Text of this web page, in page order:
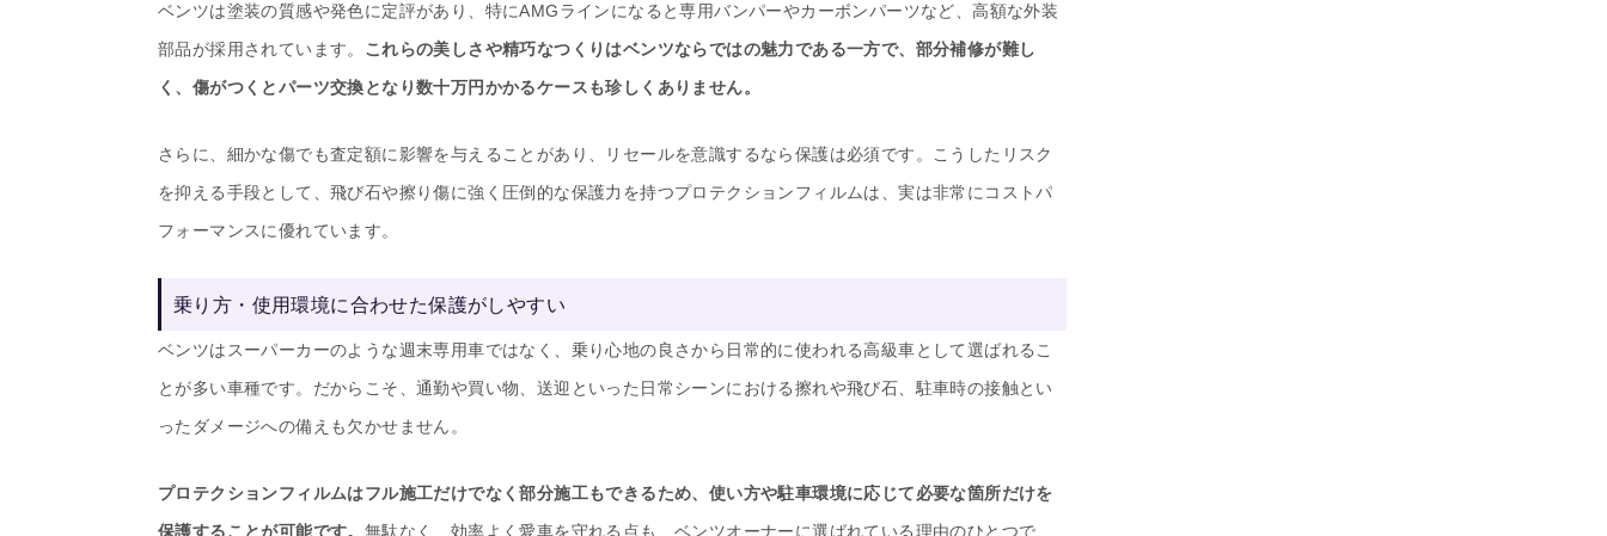
ベンツは塗装の質感や発色に定評があり、特にAMGラインになると専用バンパーやカーボンパーツなど、高額な外装
部品が採用されています。 これらの美しさや精巧なつくりはベンツならではの魅力である一方で、部分補修が難し
く、傷がつくとパーツ交換となり数十万円かかるケースも珍しくありません。
さらに、細かな傷でも査定額に影響を与えることがあり、リセールを意識するなら保護は必須です。こうしたリスク
を抑える手段として、飛び石や擦り傷に強く圧倒的な保護力を持つプロテクションフィルムは、実は非常にコストパ
フォーマンスに優れています。
乗り方・使用環境に合わせた保護がしやすい
ベンツはスーパーカーのような週末専用車ではなく、乗り心地の良さから日常的に使われる高級車として選ばれるこ
とが多い車種です。だからこそ、通勤や買い物、送迎といった日常シーンにおける擦れや飛び石、駐車時の接触とい
ったダメージへの備えも欠かせません。
プロテクションフィルムはフル施工だけでなく部分施工もできるため、使い方や駐車環境に応じて必要な箇所だけを
保護することが可能です。 無駄なく、効率よく愛車を守れる点も、ベンツオーナーに選ばれている理由のひとつで